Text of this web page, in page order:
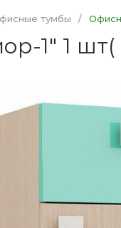
тумбы /
1" 1 шт(